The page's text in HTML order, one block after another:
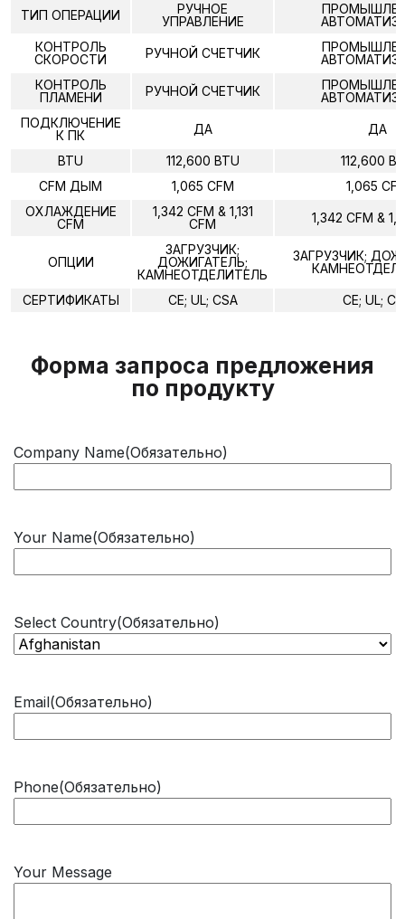
ТИП ОПЕРАЦИИ
РУЧНОЕ
УПРАВЛЕНИЕ
КОНТРОЛЬ
СКОРОСТИ
РУЧНОЙ СЧЕТЧИК
КОНТРОЛЬ
ПЛАМЕНИ
РУЧНОЙ СЧЕТЧИК
ПОДКЛЮЧЕНИЕ
К ПК
ДА ДА
BTU 112,600 BTU
112,600
CFM ДЫМ
1,065 CFM
1,065
ОХЛАЖДЕНИЕ
CFM
1,342 CFM & 1,131
CFM
1,342 CFM &
ОПЦИИ
ЗАГРУЗЧИК;
ДОЖИГАТЕЛЬ;
КАМНЕОТДЕЛИТЕЛЬ
ЗАГРУЗЧИК;
СЕРТИФИКАТЫ CE; UL; CSA CE; UL;
Форма запроса предложения
по продукту
Company Name(Обязательно)
Your Name(Обязательно)
Select Country(Обязательно)
Email(Обязательно)
Phone(Обязательно)
Your Message